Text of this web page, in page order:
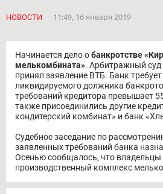
НОВОСТИ 11:49, 16 января 2019
Начинается дело обанкротстве
мелькомбината». Арбитражный суд
принял заявление ВТБ. Банк
ликвидируемого должника
требований кредитора превышает
также присоединились другие
кондитерский комбинат» и банк
Судебное заседание по
заявленных требований банка
Осенью сообщалось, что
производственный комплекс